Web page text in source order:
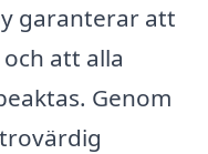
garanterar att
att alla
Genom